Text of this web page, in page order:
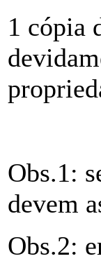
1 cópia
Obs.1:
devem
Obs.2: